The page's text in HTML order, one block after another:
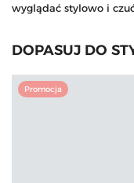
wyglądać stylowo i
DOPASUJ DO
Promocja